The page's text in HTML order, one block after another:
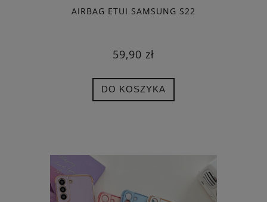
AIRBAG ETUI SAMSUNG S22
59,90 zł
DO KOSZYKA